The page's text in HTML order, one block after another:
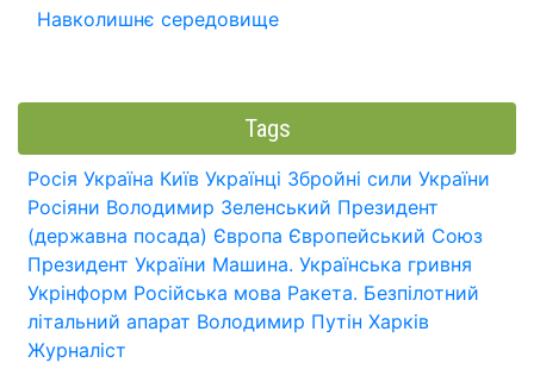
Навколишнє середовище
Tags
Росія Україна Київ Українці Збройні сили України
Росіяни Володимир Зеленський Президент
(державна посада) Європа Європейський Союз
Президент України Машина. Українська гривня
Укрінформ Російська мова Ракета. Безпілотний
літальний апарат Володимир Путін Харків
Журналіст